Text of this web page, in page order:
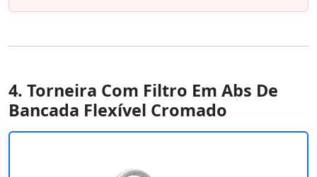
4. Torneira Com Filtro Em Abs De
Bancada Flexível Cromado